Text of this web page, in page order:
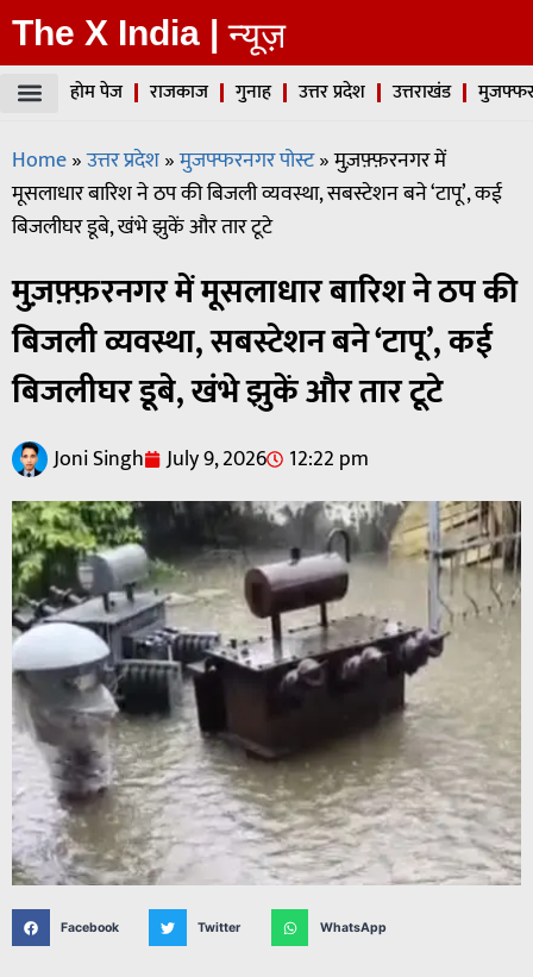
The X India | न्यूज़
होम पेज राजकाज गुनाह उत्तर प्रदेश उत्तराखंड
Home»उत्तर प्रदेश»मुजफ्फरनगर पोस्ट»मुज़फ़्फ़रनगर में
मूसलाधार बारिश ने ठप की बिजली व्यवस्था, सबस्टेशन बने ‘टापू’, कई
बिजलीघर डूबे, खंभे झुकें और तार टूटे
मुज़फ़्फ़रनगर में मूसलाधार बारिश ने ठप की
बिजली व्यवस्था, सबस्टेशन बने ‘टापू’, कई
बिजलीघर डूबे, खंभे झुकें और तार टूटे
Joni Singh July 9, 2026 12:22 pm
Facebook Twitter WhatsApp